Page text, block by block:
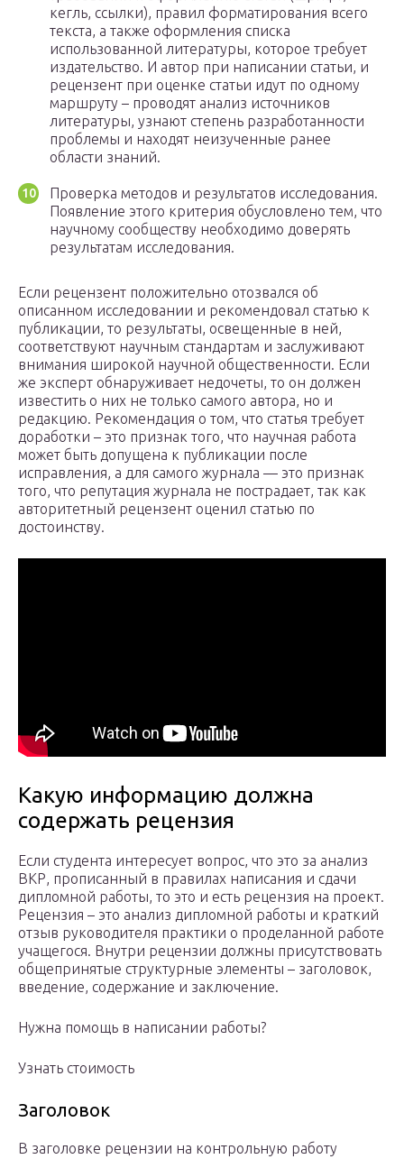
кегль, ссылки), правил форматирования всего
текста, а также оформления списка
использованной литературы, которое требует
издательство. И автор при написании статьи, и
рецензент при оценке статьи идут по одному
маршруту – проводят анализ источников
литературы, узнают степень разработанности
проблемы и находят неизученные ранее
области знаний.
Проверка методов и результатов исследования.
Появление этого критерия обусловлено тем, что
научному сообществу необходимо доверять
результатам исследования.
Если рецензент положительно отозвался об
описанном исследовании и рекомендовал статью к
публикации, то результаты, освещенные в ней,
соответствуют научным стандартам и заслуживают
внимания широкой научной общественности. Если
же эксперт обнаруживает недочеты, то он должен
известить о них не только самого автора, но и
редакцию. Рекомендация о том, что статья требует
доработки – это признак того, что научная работа
может быть допущена к публикации после
исправления, а для самого журнала — это признак
того, что репутация журнала не пострадает, так как
авторитетный рецензент оценил статью по
достоинству.
Какую информацию должна
содержать рецензия
Если студента интересует вопрос, что это за анализ
ВКР, прописанный в правилах написания и сдачи
дипломной работы, то это и есть рецензия на проект.
Рецензия – это анализ дипломной работы и краткий
отзыв руководителя практики о проделанной работе
учащегося. Внутри рецензии должны присутствовать
общепринятые структурные элементы – заголовок,
введение, содержание и заключение.
Нужна помощь в написании работы?
Узнать стоимость
Заголовок
В заголовке рецензии на контрольную работу